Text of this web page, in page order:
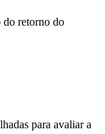
do retorno do
para avaliar a